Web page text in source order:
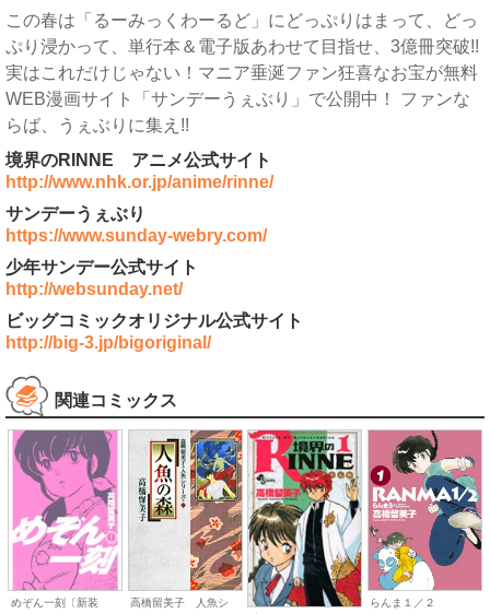
この春は「るーみっくわーるど」にどっぷりはまって、どっ
ぷり浸かって、単行本＆電子版あわせて目指せ、3億冊突破!!
実はこれだけじゃない！マニア垂涎ファン狂喜なお宝が無料
WEB漫画サイト「サンデーうぇぶり」で公開中！ ファンな
らば、うぇぶりに集え!!
境界のRINNE アニメ公式サイト
http://www.nhk.or.jp/anime/rinne/
サンデーうぇぶり
https://www.sunday-webry.com/
少年サンデー公式サイト
http://websunday.net/
ビッグコミックオリジナル公式サイト
http://big-3.jp/bigoriginal/
関連コミックス
めぞん一刻〔新装
高橋留美子 人魚シ
らんま１／２